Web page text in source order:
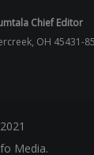
Chief Editor
OH 45431-
Media.